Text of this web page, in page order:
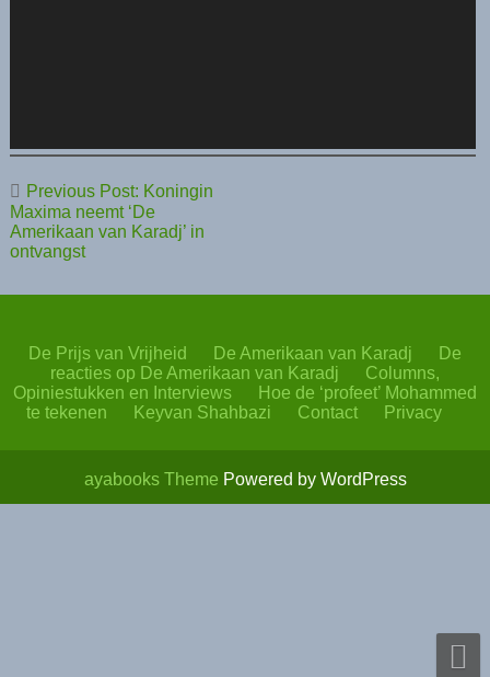
Bericht
navigatie
Previous Post: Koningin
Maxima neemt ‘De
Amerikaan van Karadj’ in
ontvangst
De Prijs van Vrijheid De Amerikaan van Karadj
De
reacties op De Amerikaan van Karadj
Columns,
Opiniestukken en Interviews
Hoe de ‘profeet’ Mohammed
te tekenen
Keyvan Shahbazi Contact Privacy
ayabooks Theme Powered by WordPress